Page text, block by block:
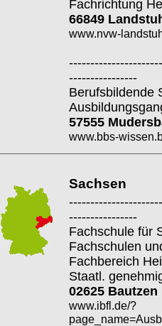
Fachrichtung
66849
www.nvw-
----------------
Berufsbildende
57555
www.bbs-
Sachsen
----------------
Fachschule für
Fachschulen
Fachbereich
Staatl.
02625 Bautzen
www.ibfl.de/?